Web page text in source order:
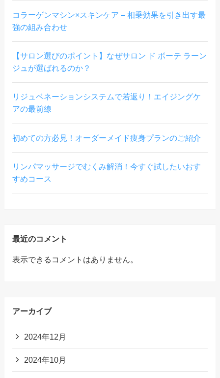
コラーゲンマシン×スキンケア – 相乗効果を引き出す最
強の組み合わせ
【サロン選びのポイント】なぜサロン ド ボーテ ラーン
ジュが選ばれるのか？
リジュベネーションシステムで若返り！エイジングケ
アの最前線
初めての方必見！オーダーメイド痩身プランのご紹介
リンパマッサージでむくみ解消！今すぐ試したいおす
すめコース
最近のコメント
表示できるコメントはありません。
アーカイブ
2024年12月
2024年10月